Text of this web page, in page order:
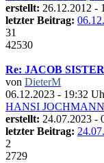
erstellt: 26.12.2012 -
letzter Beitrag:
31
42530
Re: JACOB
von DieterM
06.12.2023 - 19:32
HANSI JOCHMANN
erstellt: 24.07.2023 -
letzter Beitrag:
2
2729